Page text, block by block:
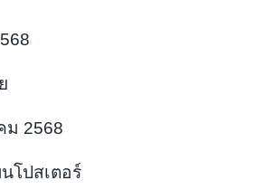
ม 2568
โปสเตอร์